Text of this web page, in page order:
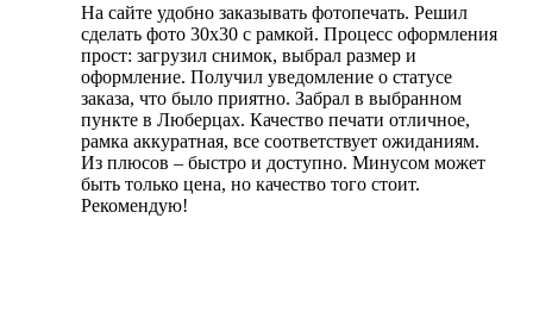
На сайте удобно заказывать фотопечать. Решил
сделать фото 30х30 с рамкой. Процесс оформления
прост: загрузил снимок, выбрал размер и
оформление. Получил уведомление о статусе
заказа, что было приятно. Забрал в выбранном
пункте в Люберцах. Качество печати отличное,
рамка аккуратная, все соответствует ожиданиям.
Из плюсов – быстро и доступно. Минусом может
быть только цена, но качество того стоит.
Рекомендую!